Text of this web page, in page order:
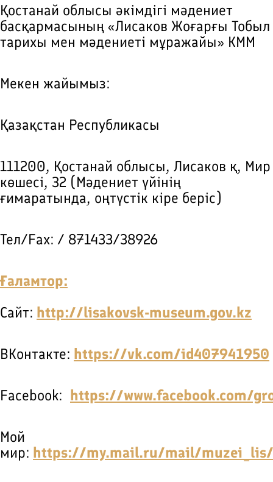
Қостанай облысы әкімдігі мәдениет
басқармасының «Лисаков Жоғарғы Тобыл
тарихы мен мәдениеті мұражайы» КММ
Мекен жайымыз:
Қазақстан Республикасы
111200, Қостанай облысы, Лисаков қ, Мир
көшесі, 32 (Мәдениет үйінің
ғимаратында, оңтүстік кіре беріс)
Тел/Fax: / 871433/38926
Ғаламтор:
Сайт: http://lisakovsk-museum.gov.kz
ВКонтакте: https://vk.com/id407941950
Facebook: https://www.facebook.com/
Мой
мир: https://my.mail.ru/mail/muzei_lis/